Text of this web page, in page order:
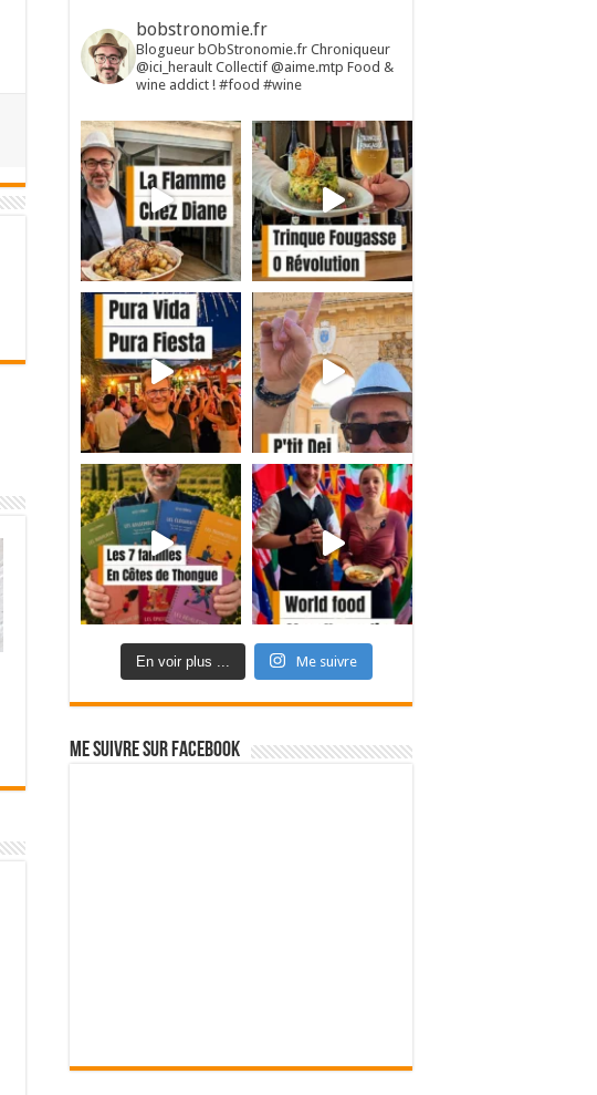
bobstronomie.fr
Blogueur bObStronomie.fr Chroniqueur
@ici_herault Collectif @aime.mtp Food &
wine addict ! #food #wine
En voir plus ... Me suivre
Me suivre sur Facebook